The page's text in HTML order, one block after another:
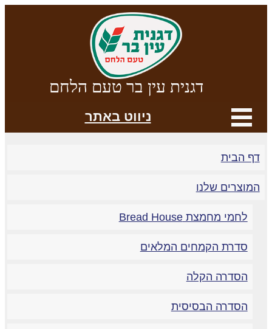
דגנית עין בר טעם הלחם
ניווט באתר
הבית
שלנו
לחמי מחמצת Bread House
סדרת הקמחים המלאים
הסדרה הקלה
הסדרה הבסיסית